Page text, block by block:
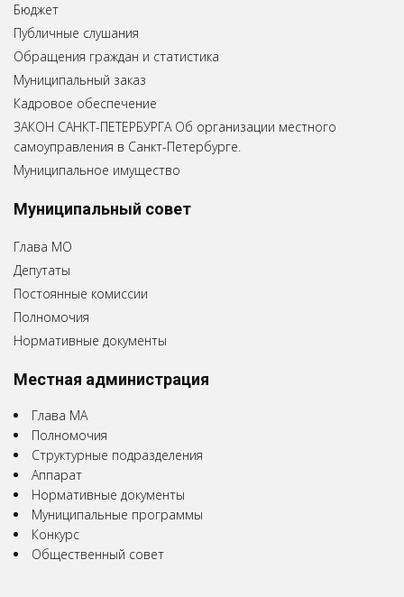
Бюджет
Публичные слушания
Обращения граждан и статистика
Муниципальный заказ
Кадровое обеспечение
ЗАКОН САНКТ-ПЕТЕРБУРГА Об организации местного
самоуправления в Санкт-Петербурге.
Муниципальное имущество
Муниципальный совет
Глава МО
Депутаты
Постоянные комиссии
Полномочия
Нормативные документы
Местная администрация
Глава МА
Полномочия
Структурные подразделения
Аппарат
Нормативные документы
Муниципальные программы
Конкурс
Общественный совет